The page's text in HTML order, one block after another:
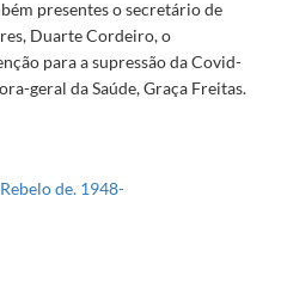
presentes o secretário de
Duarte Cordeiro, o
para a supressão da Covid-
geral da Saúde, Graça Freitas.
de. 1948-